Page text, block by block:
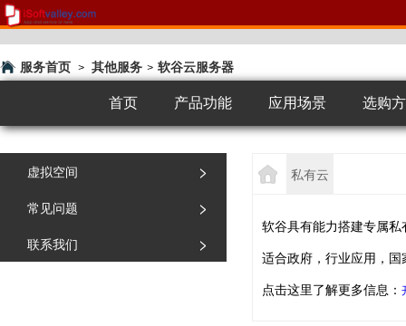
服务首页 > 其他服务 > 软谷云服务器
首页 产品功能 应用场景 选购
虚拟空间 >
常见问题 >
联系我们 >
私有云
软谷具有能力搭建专属
适合政府，行业应用，
点击这里了解更多信息：